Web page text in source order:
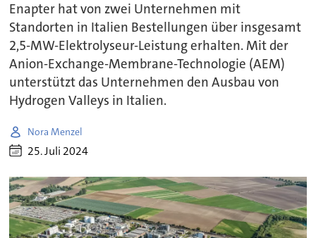
Enapter hat von zwei Unternehmen mit
Standorten in Italien Bestellungen über insgesamt
2,5-MW-Elektrolyseur-Leistung erhalten. Mit der
Anion-Exchange-Membrane-Technologie (AEM)
unterstützt das Unternehmen den Ausbau von
Hydrogen Valleys in Italien.
Nora Menzel
25. Juli 2024